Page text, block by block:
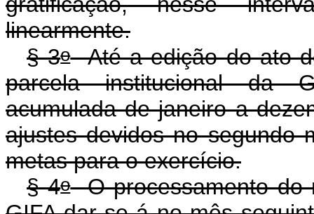
linearmente.
§ 3oAté a edição do ato
parcela institucional da
acumulada de janeiro a
ajustes devidos no segundo
metas para o exercício.
§ 4oO processamento do